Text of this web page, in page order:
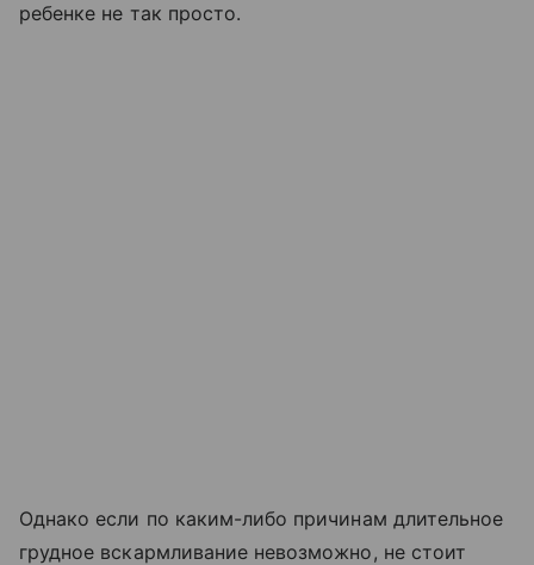
ребенке не так просто.
Однако если по каким-либо причинам длительное
грудное вскармливание невозможно, не стоит